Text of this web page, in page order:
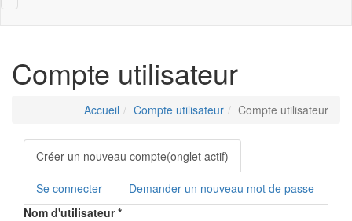
Toggle
navigation
Compte utilisateur
Accueil Compte utilisateur Compte utilisateur
Onglets
principaux
Créer un nouveau compte(onglet actif)
Se connecter
Demander un nouveau mot de passe
Nom d'utilisateur*